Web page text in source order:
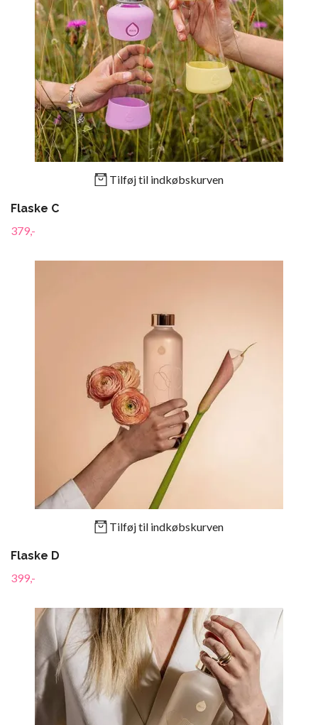
Tilføj til indkøbskurven
Flaske C
379,-
Tilføj til indkøbskurven
Flaske D
399,-